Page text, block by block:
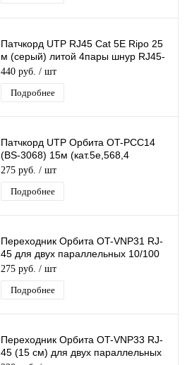
Патчкорд UTP RJ45 Cat 5E Ripo 25
м (серый) литой 4пары шнур RJ45-
RJ45 д/соединения сетевых
устройств
440 руб. / шт
Подробнее
Патчкорд UTP Орбита OT-PCC14
(BS-3068) 15м (кат.5e,568,4
пары)/100
275 руб. / шт
Подробнее
Переходник Орбита OT-VNP31 RJ-
45 для двух параллельных 10/100
Мб/с подключений
275 руб. / шт
Подробнее
Переходник Орбита OT-VNP33 RJ-
45 (15 см) для двух параллельных